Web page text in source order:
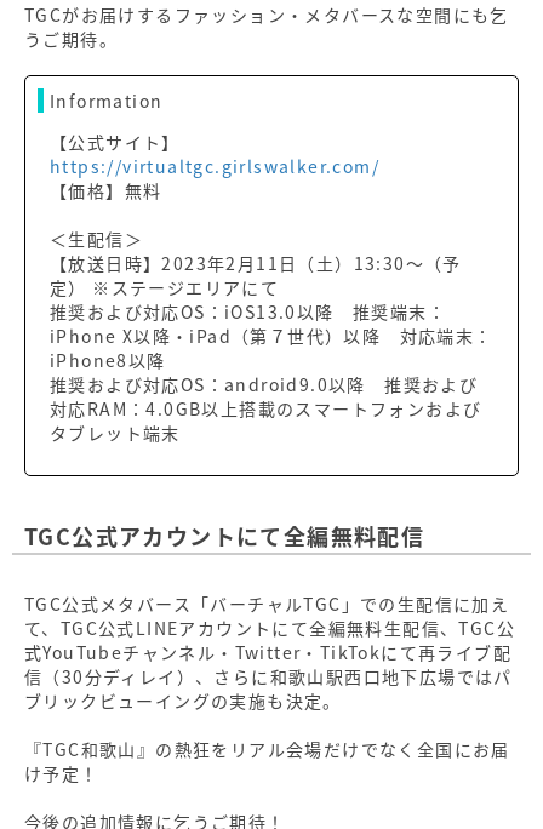
TGCがお届けするファッション・メタバースな空間にも乞
うご期待。
Information
【公式サイト】
https://virtualtgc.girlswalker.com/
【価格】無料
＜生配信＞
【放送日時】2023年2月11日（土）13:30～（予
定） ※ステージエリアにて
推奨および対応OS：iOS13.0以降 推奨端末：
iPhone X以降・iPad（第７世代）以降 対応端末：
iPhone8以降
推奨および対応OS：android9.0以降 推奨および
対応RAM：4.0GB以上搭載のスマートフォンおよび
タブレット端末
TGC公式アカウントにて全編無料配信
TGC公式メタバース「バーチャルTGC」での生配信に加え
て、TGC公式LINEアカウントにて全編無料生配信、TGC公
式YouTubeチャンネル・Twitter・TikTokにて再ライブ配
信（30分ディレイ）、さらに和歌山駅西口地下広場ではパ
ブリックビューイングの実施も決定。
『TGC和歌山』の熱狂をリアル会場だけでなく全国にお届
け予定！
今後の追加情報に乞うご期待！